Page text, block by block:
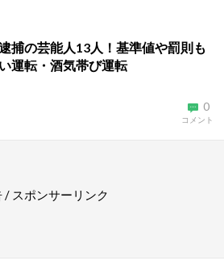
捕の芸能人13人！基準値や罰則も
運転・酒気帯び運転
0
コメント
/ スポンサーリンク